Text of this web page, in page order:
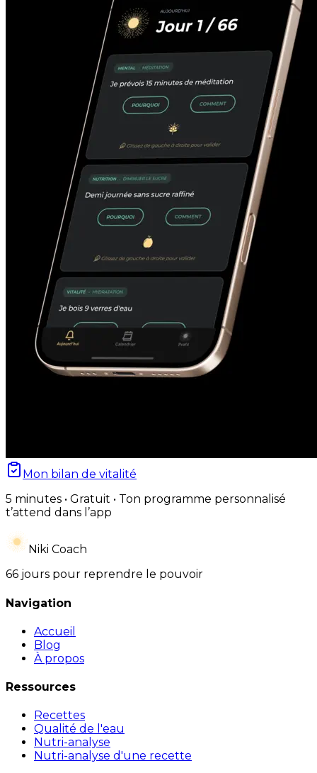
Mon bilan de vitalité
5 minutes • Gratuit • Ton programme personnalisé
t’attend dans l’app
Niki Coach
66 jours pour reprendre le pouvoir
Navigation
Accueil
Blog
À propos
Ressources
Recettes
Qualité de l'eau
Nutri-analyse
Nutri-analyse d'une recette